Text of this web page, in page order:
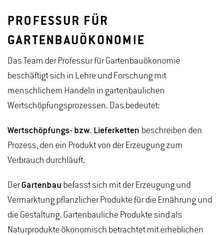
PROFESSUR FÜR
GARTENBAUÖKONOMIE
Das Team der Professur für Gartenbauökonomie
beschäftigt sich in Lehre und Forschung mit
menschlichem Handeln in gartenbaulichen
Wertschöpfungsprozessen. Das bedeutet:
Wertschöpfungs- bzw. Lieferketten beschreiben den
Prozess, den ein Produkt von der Erzeugung zum
Verbrauch durchläuft.
DerGartenbau befasst sich mit der Erzeugung und
Vermarktung pflanzlicher Produkte für die Ernährung und
die Gestaltung. Gartenbauliche Produkte sind als
Naturprodukte ökonomisch betrachtet mit erheblichen